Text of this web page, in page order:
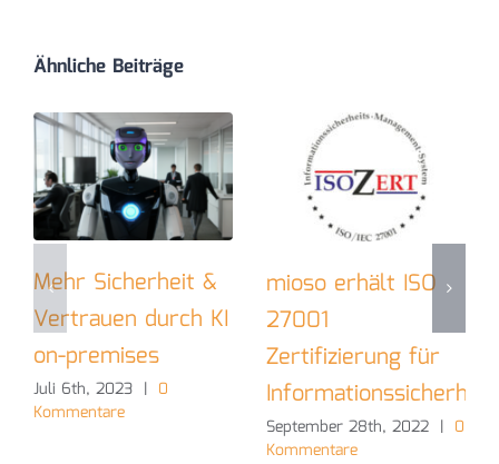
Ähnliche Beiträge
Mehr Sicherheit &
Vertrauen durch KI
on-premises
Juli 6th, 2023 | 0
Kommentare
mioso erhält ISO
27001
Zertifizierung für
Informationssicherheit
September 28th, 2022 | 0
Kommentare